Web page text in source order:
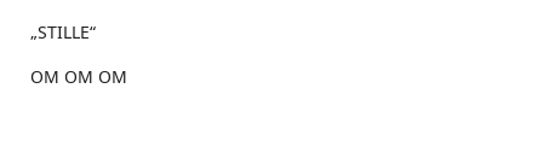
„STILLE“
OM OM OM